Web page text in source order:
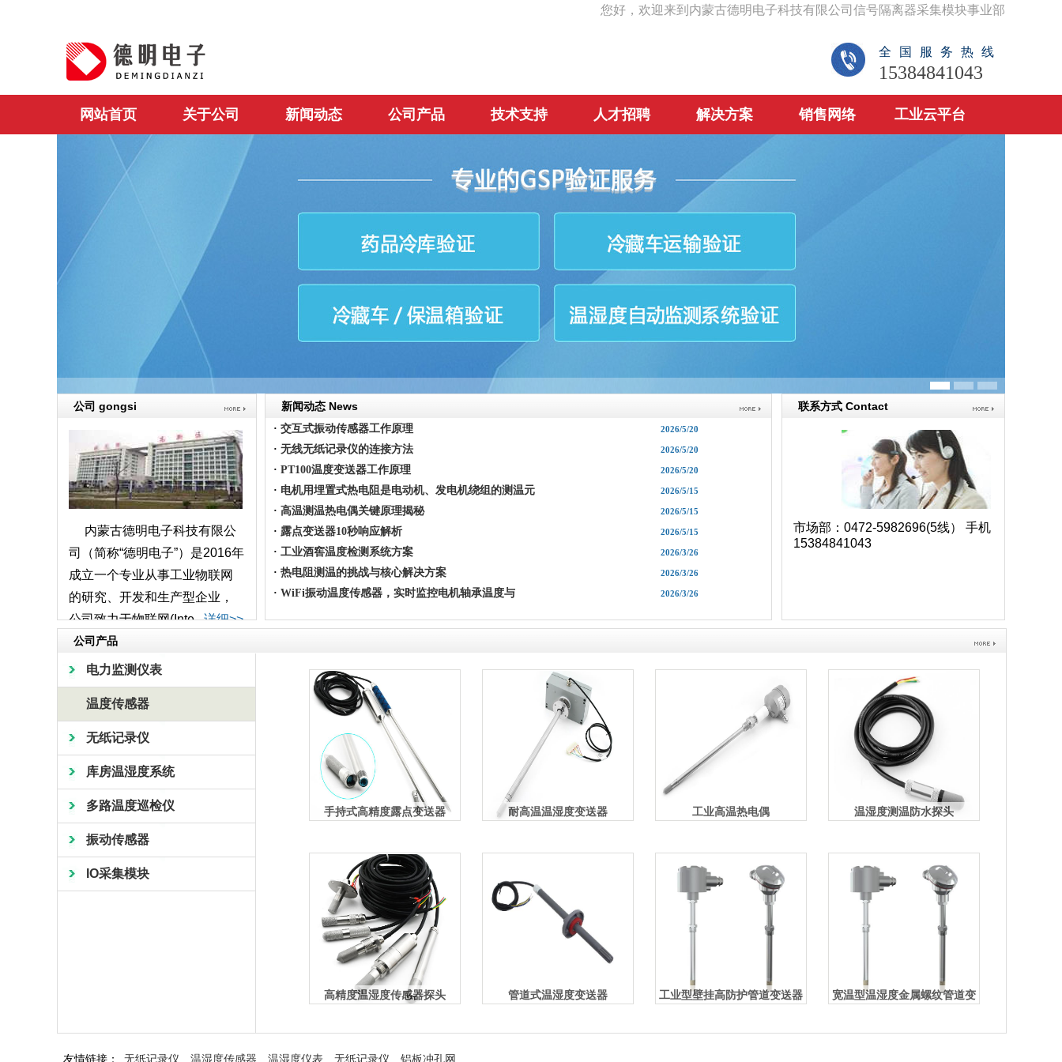
您好，欢迎来到内蒙古德明电子科技有限公司信号隔离器采集模块事业部
全国服务热线
15384841043
网站首页 关于公司 新闻动态 公司产品 技术支持 人才招聘 解决方案 销售网络 工业云平台
公司 gongsi
内蒙古德明电子科技有限公
司（简称“德明电子”）是2016年
成立一个专业从事工业物联网
的研究、开发和生产型企业，
公司致力于物联网(Inte...详细>>
新闻动态 News
· 交互式振动传感器工作原理 2026/5/20
· 无线无纸记录仪的连接方法 2026/5/20
· PT100温度变送器工作原理 2026/5/20
· 电机用埋置式热电阻是电动机、发电机绕组的测温元 2026/5/15
· 高温测温热电偶关键原理揭秘 2026/5/15
· 露点变送器10秒响应解析 2026/5/15
· 工业酒窖温度检测系统方案‌ 2026/3/26
· 热电阻测温的挑战与核心解决方案 2026/3/26
· WiFi振动温度传感器，实时监控电机轴承温度与 2026/3/26
联系方式 Contact
市场部：0472-5982696(5线） 手机
15384841043
公司产品
电力监测仪表
温度传感器
无纸记录仪
库房温湿度系统
多路温度巡检仪
振动传感器
IO采集模块
手持式高精度露点变送器 耐高温温湿度变送器 工业高温热电偶 温湿度测温防水探头
高精度温湿度传感器探头 管道式温湿度变送器 工业型壁挂高防护管道变送器
宽温型温湿度金属螺纹管道变
友情链接： 无纸记录仪 温湿度传感器 温湿度仪表 无纸记录仪 铝板冲孔网